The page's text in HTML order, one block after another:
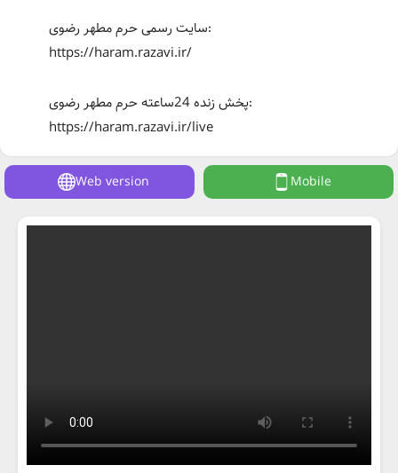
سایت رسمی حرم مطهر رضوی:
https://haram.razavi.ir/
پخش زنده 24ساعته حرم مطهر رضوی:
https://haram.razavi.ir/live
Web version Mobile